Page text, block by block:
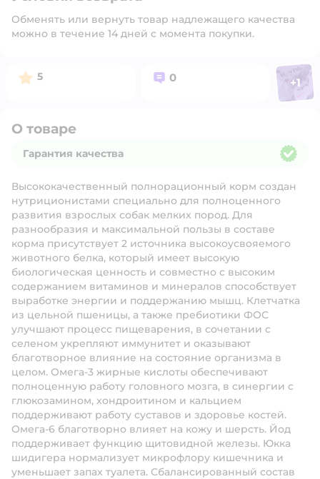
Обменять или вернуть товар надлежащего качества
можно в течение 14 дней с момента покупки.
Рейтинг:
5 Вопросов:
0 Фото
+1
О товаре
Гарантия качества
Высококачественный полнорационный корм создан
нутриционистами специально для полноценного
развития взрослых собак мелких пород. Для
разнообразия и максимальной пользы в составе
корма присутствует 2 источника высокоусвояемого
животного белка, который имеет высокую
биологическая ценность и совместно с высоким
содержанием витаминов и минералов способствует
выработке энергии и поддержанию мышц. Клетчатка
из цельной пшеницы, а также пребиотики ФОС
улучшают процесс пищеварения, в сочетании с
селеном укрепляют иммунитет и оказывают
благотворное влияние на состояние организма в
целом. Омега-3 жирные кислоты обеспечивают
полноценную работу головного мозга, в синергии с
глюкозамином, хондроитином и кальцием
поддерживают работу суставов и здоровье костей.
Омега-6 благотворно влияет на кожу и шерсть. Йод
поддерживает функцию щитовидной железы. Юкка
шидигера нормализует микрофлору кишечника и
уменьшает запах туалета. Сбалансированный состав